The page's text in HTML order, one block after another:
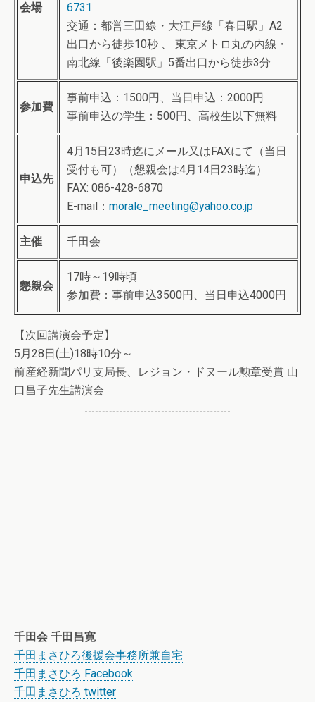
会場
6731
交通：都営三田線・大江戸線「春日駅」A2
出口から徒歩10秒 、 東京メトロ丸の内線・
南北線「後楽園駅」5番出口から徒歩3分
参加費
事前申込：1500円、当日申込：2000円
事前申込の学生：500円、高校生以下無料
申込先
4月15日23時迄にメール又はFAXにて（当日
受付も可）（懇親会は4月14日23時迄）
FAX: 086-428-6870
E-mail： morale_meeting@yahoo.co.jp
主催 千田会
懇親会
17時～19時頃
参加費：事前申込3500円、当日申込4000円
【次回講演会予定】
5月28日(土)18時10分～
前産経新聞パリ支局長、レジョン・ドヌール勲章受賞 山
口昌子先生講演会
千田会 千田昌寛
千田まさひろ後援会事務所兼自宅
千田まさひろ Facebook
千田まさひろ twitter